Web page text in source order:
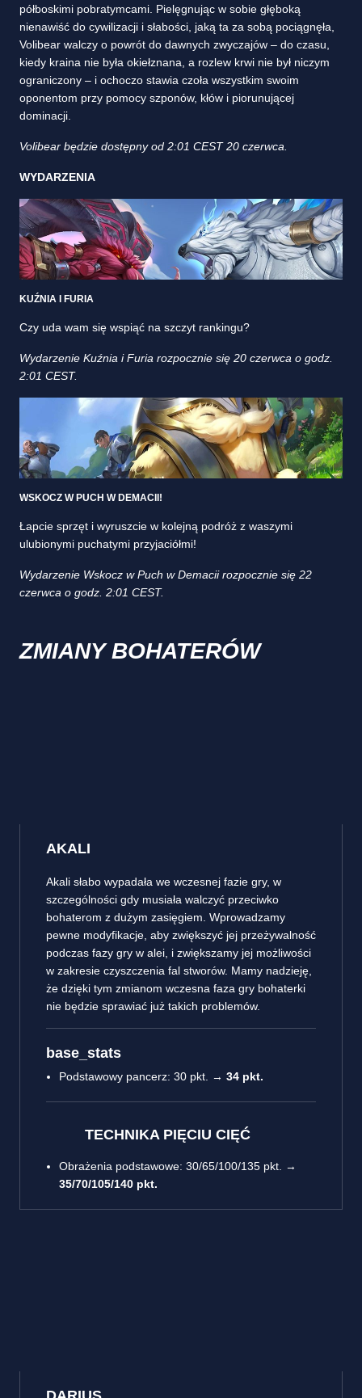
półboskimi pobratymcami. Pielęgnując w sobie głęboką
nienawiść do cywilizacji i słabości, jaką ta za sobą pociągnęła,
Volibear walczy o powrót do dawnych zwyczajów – do czasu,
kiedy kraina nie była okiełznana, a rozlew krwi nie był niczym
ograniczony – i ochoczo stawia czoła wszystkim swoim
oponentom przy pomocy szponów, kłów i piorunującej
dominacji.
Volibear będzie dostępny od 2:01 CEST 20 czerwca.
WYDARZENIA
KUŹNIA I FURIA
Czy uda wam się wspiąć na szczyt rankingu?
Wydarzenie Kuźnia i Furia rozpocznie się 20 czerwca o godz.
2:01 CEST.
WSKOCZ W PUCH W DEMACII!
Łapcie sprzęt i wyruszcie w kolejną podróż z waszymi
ulubionymi puchatymi przyjaciółmi!
Wydarzenie Wskocz w Puch w Demacii rozpocznie się 22
czerwca o godz. 2:01 CEST.
ZMIANY BOHATERÓW
AKALI
Akali słabo wypadała we wczesnej fazie gry, w
szczególności gdy musiała walczyć przeciwko
bohaterom z dużym zasięgiem. Wprowadzamy
pewne modyfikacje, aby zwiększyć jej przeżywalność
podczas fazy gry w alei, i zwiększamy jej możliwości
w zakresie czyszczenia fal stworów. Mamy nadzieję,
że dzięki tym zmianom wczesna faza gry bohaterki
nie będzie sprawiać już takich problemów.
base_stats
Podstawowy pancerz: 30 pkt. → 34 pkt.
TECHNIKA PIĘCIU CIĘĆ
Obrażenia podstawowe: 30/65/100/135 pkt. →
35/70/105/140 pkt.